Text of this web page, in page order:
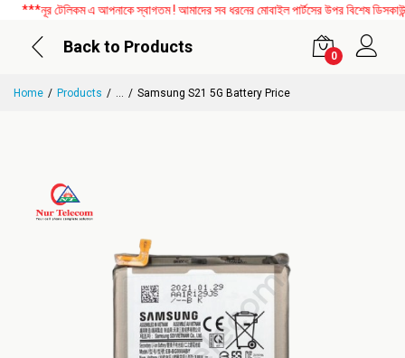
***নূর টেলিকম এ আপনাকে স্বাগতম ! আমাদের সব ধরনের মোবাইল পার্টসের উপর বিশেষ
Back to Products
0
Home Products ... Samsung S21 5G Battery Price